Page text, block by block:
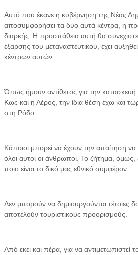
Αυτό που έκανε η κυβέρνηση της Νέας
αποσυμφορήσει τα δύο αυτά κέντρα, η
διαρκής. Η προσπάθεια αυτή θα
έξαρσης του μεταναστευτικού, έχει
κέντρων αυτών.
Όπως ήμουν αντίθετος για την
Κως και η Λέρος, την ίδια θέση έχω και
στη Ρόδο.
Κάποιοι μπορεί να έχουν την απαίτηση να
όλοι αυτοί οι άνθρωποι. Το ζήτημα, όμως,
ποιο είναι το δικό μας εθνικό συμφέρον.
Δεν μπορούν να δημιουργούνται τέτοιες
αποτελούν τουριστικούς προορισμούς.
Από εκεί και πέρα, για να αντιμετωπιστεί